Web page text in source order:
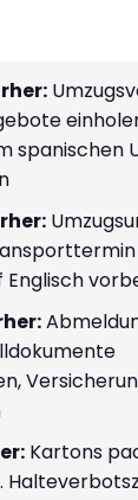
spanischen
Englisch
Kartons